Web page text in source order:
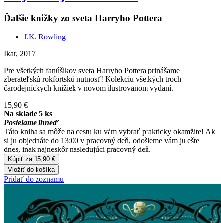
Ďalšie knižky zo sveta Harryho Pottera
J.K. Rowling
Ikar, 2017
Pre všetkých fanúšikov sveta Harryho Pottera prinášame
zberateľskú rokfortskú nutnosť! Kolekciu všetkých troch
čarodejníckych knižiek v novom ilustrovanom vydaní.
15,90 €
Na sklade 5 ks
Posielame ihneď
Táto kniha sa môže na cestu ku vám vybrať prakticky okamžite! Ak
si ju objednáte do 13:00 v pracovný deň, odošleme vám ju ešte
dnes, inak najneskôr nasledujúci pracovný deň.
Kúpiť za 15,90 €
Vložiť do košíka
Pridať do zoznamu